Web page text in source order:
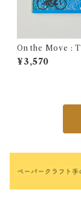
On the Move :
otion on Earth
¥3,570